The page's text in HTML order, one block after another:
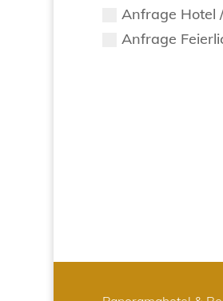
Anfrage Hotel
Anfrage